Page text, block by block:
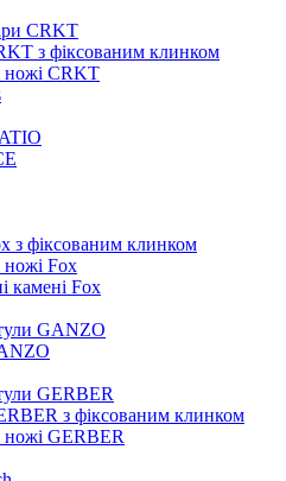
CRKT
з фіксованим клинком
ножі CRKT
з фіксованим клинком
ножі Fox
камені Fox
GANZO
GERBER
з фіксованим клинком
ножі GERBER